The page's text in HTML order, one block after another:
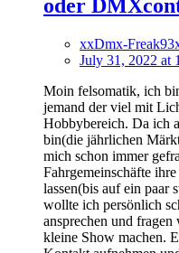
oder
xxDmx-
July 31, 2022 at
Moin felsomatik, ich
jemand der viel mit
Hobbybereich. Da ich
bin(die jährlichen
mich schon immer
Fahrgemeinschäfte
lassen(bis auf ein paar
wollte ich persönlich
ansprechen und
kleine Show machen.